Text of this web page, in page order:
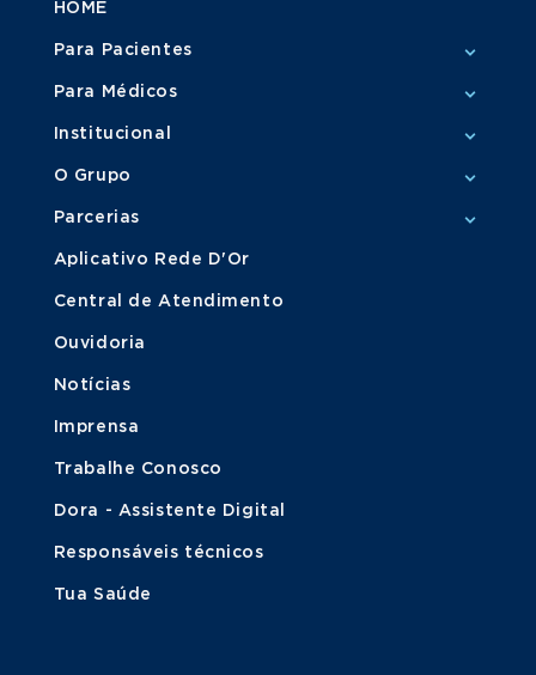
HOME
Para Pacientes
Para Médicos
Institucional
O Grupo
Parcerias
Aplicativo Rede D'Or
Central de Atendimento
Ouvidoria
Notícias
Imprensa
Trabalhe Conosco
Dora - Assistente Digital
Responsáveis técnicos
Tua Saúde